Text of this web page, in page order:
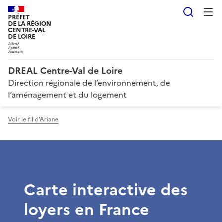
PRÉFET
DE LA RÉGION
CENTRE-VAL
DE LOIRE
DREAL Centre-Val de Loire
Direction régionale de l’environnement, de
l’aménagement et du logement
Voir le fil d'Ariane
Carte interactive des
loyers en France